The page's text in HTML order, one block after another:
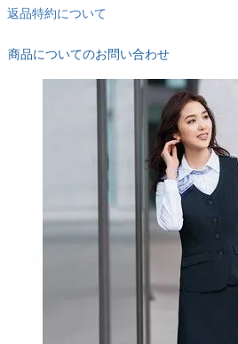
返品特約について
商品についてのお問い合わせ